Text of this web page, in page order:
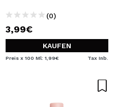
(0)
3,99€
KAUFEN
Preis x 100 Ml: 1,99€ Tax Inb.